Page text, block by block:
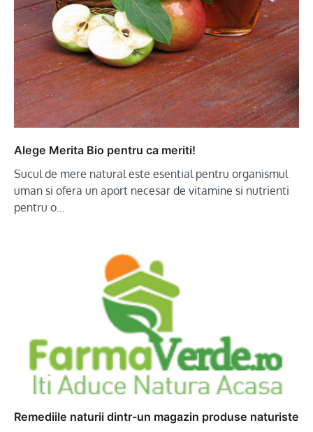
Alege Merita Bio pentru ca meriti!
Sucul de mere natural este esential pentru organismul
uman si ofera un aport necesar de vitamine si nutrienti
pentru o…
Remediile naturii dintr-un magazin produse naturiste